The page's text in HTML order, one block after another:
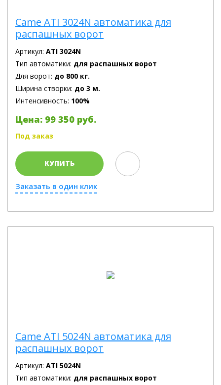
Came ATI 3024N автоматика для
распашных ворот
Артикул: ATI 3024N
Тип автоматики: для распашных ворот
Для ворот: до 800 кг.
Ширина створки: до 3 м.
Интенсивность: 100%
Цена: 99 350 руб.
Под заказ
КУПИТЬ
Заказать в один клик
Came ATI 5024N автоматика для
распашных ворот
Артикул: ATI 5024N
Тип автоматики: для распашных ворот